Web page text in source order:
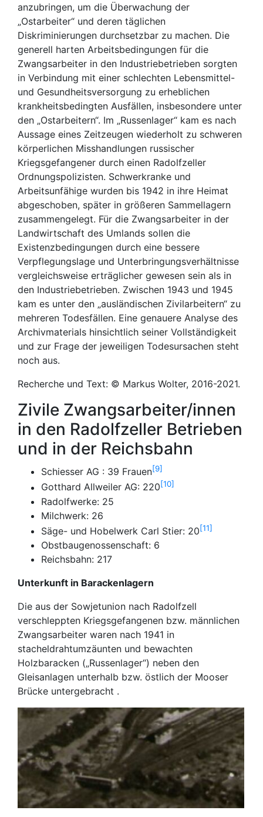
anzubringen, um die Überwachung der
„Ostarbeiter“ und deren täglichen
Diskriminierungen durchsetzbar zu machen. Die
generell harten Arbeitsbedingungen für die
Zwangsarbeiter in den Industriebetrieben sorgten
in Verbindung mit einer schlechten Lebensmittel-
und Gesundheitsversorgung zu erheblichen
krankheitsbedingten Ausfällen, insbesondere unter
den „Ostarbeitern“. Im „Russenlager“ kam es nach
Aussage eines Zeitzeugen wiederholt zu schweren
körperlichen Misshandlungen russischer
Kriegsgefangener durch einen Radolfzeller
Ordnungspolizisten. Schwerkranke und
Arbeitsunfähige wurden bis 1942 in ihre Heimat
abgeschoben, später in größeren Sammellagern
zusammengelegt. Für die Zwangsarbeiter in der
Landwirtschaft des Umlands sollen die
Existenzbedingungen durch eine bessere
Verpflegungslage und Unterbringungsverhältnisse
vergleichsweise erträglicher gewesen sein als in
den Industriebetrieben. Zwischen 1943 und 1945
kam es unter den „ausländischen Zivilarbeitern“ zu
mehreren Todesfällen. Eine genauere Analyse des
Archivmaterials hinsichtlich seiner Vollständigkeit
und zur Frage der jeweiligen Todesursachen steht
noch aus.
Recherche und Text: © Markus Wolter, 2016-2021.
Zivile Zwangsarbeiter/innen
in den Radolfzeller Betrieben
und in der Reichsbahn
Schiesser AG : 39 Frauen 9
Gotthard Allweiler AG: 220 10
Radolfwerke: 25
Milchwerk: 26
Säge- und Hobelwerk Carl Stier: 20 11
Obstbaugenossenschaft: 6
Reichsbahn: 217
Unterkunft in Barackenlagern
Die aus der Sowjetunion nach Radolfzell
verschleppten Kriegsgefangenen bzw. männlichen
Zwangsarbeiter waren nach 1941 in
stacheldrahtumzäunten und bewachten
Holzbaracken („Russenlager“) neben den
Gleisanlagen unterhalb bzw. östlich der Mooser
Brücke untergebracht .